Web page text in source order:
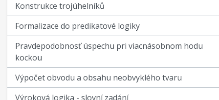
Konstrukce trojúhelníků
Formalizace do predikatové logiky
Pravdepodobnosť úspechu pri viacnásobnom hodu
kockou
Výpočet obvodu a obsahu neobvyklého tvaru
Výroková logika - slovní zadání